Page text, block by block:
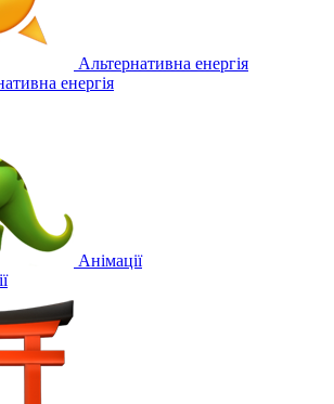
Альтернативна енергія
енергія
Анімації